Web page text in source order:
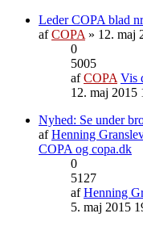
Leder COPA blad
afCOPA » 12. maj
0
5005
afCOPA Vis
12. maj 2015
Nyhed: Se under
afHenning
COPA og copa.dk
0
5127
afHenning
5. maj 2015